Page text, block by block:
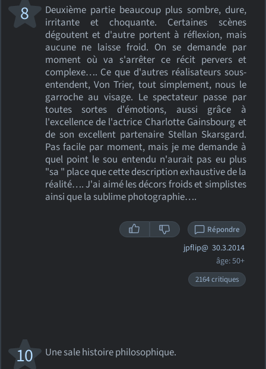
Deuxième partie beaucoup plus sombre, dure,
irritante et choquante. Certaines scènes
dégoutent et d'autre portent à réflexion, mais
aucune ne laisse froid. On se demande par
moment où va s'arrêter ce récit pervers et
complexe…. Ce que d'autres réalisateurs sous-
entendent, Von Trier, tout simplement, nous le
garroche au visage. Le spectateur passe par
toutes sortes d'émotions, aussi grâce à
l'excellence de l'actrice Charlotte Gainsbourg et
de son excellent partenaire Stellan Skarsgard.
Pas facile par moment, mais je me demande à
quel point le sou entendu n'aurait pas eu plus
"sa " place que cette description exhaustive de la
réalité…. J'ai aimé les décors froids et simplistes
ainsi que la sublime photographie….
8
Répondre
jpflip@ 30.3.2014
âge: 50+
2164 critiques
Une sale histoire philosophique.
10